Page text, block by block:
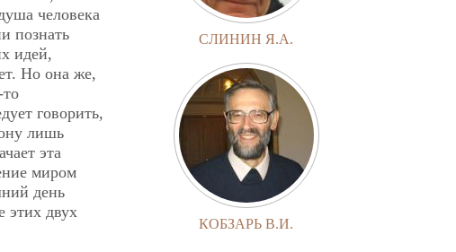
человека
познать
идей,
Но она же,
говорить,
лишь
эта
миром
день
этих двух
СЛИНИН Я.А.
КОБЗАРЬ В.И.